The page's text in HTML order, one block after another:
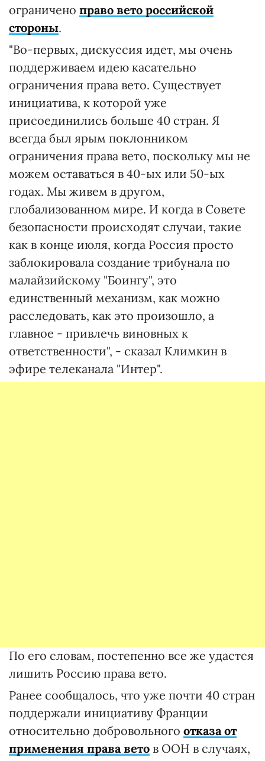
ограничено право вето российской
стороны.
"Во-первых, дискуссия идет, мы очень
поддерживаем идею касательно
ограничения права вето. Существует
инициатива, к которой уже
присоединились больше 40 стран. Я
всегда был ярым поклонником
ограничения права вето, поскольку мы не
можем оставаться в 40-ых или 50-ых
годах. Мы живем в другом,
глобализованном мире. И когда в Совете
безопасности происходят случаи, такие
как в конце июля, когда Россия просто
заблокировала создание трибунала по
малайзийскому "Боингу", это
единственный механизм, как можно
расследовать, как это произошло, а
главное - привлечь виновных к
ответственности", - сказал Климкин в
эфире телеканала "Интер".
По его словам, постепенно все же удастся
лишить Россию права вето.
Ранее сообщалось, что уже почти 40 стран
поддержали инициативу Франции
относительно добровольного отказа от
применения права вето в ООН в случаях,